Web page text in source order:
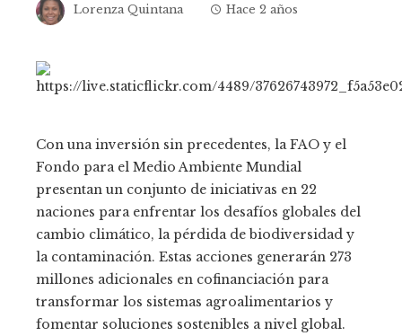
Lorenza Quintana Hace 2 años
Con una inversión sin precedentes, la FAO y el
Fondo para el Medio Ambiente Mundial
presentan un conjunto de iniciativas en 22
naciones para enfrentar los desafíos globales del
cambio climático, la pérdida de biodiversidad y
la contaminación. Estas acciones generarán 273
millones adicionales en cofinanciación para
transformar los sistemas agroalimentarios y
fomentar soluciones sostenibles a nivel global.